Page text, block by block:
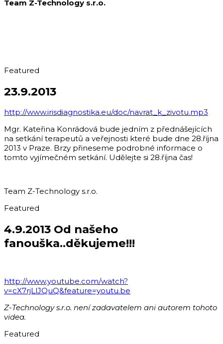
Team Z-Technology s.r.o.
Featured
23.9.2013
http://www.irisdiagnostika.eu/doc/navrat_k_zivotu.mp3
Mgr. Kateřina Konrádová bude jedním z přednášejících
na setkání terapeutů a veřejnosti které bude dne 28.října
2013 v Praze. Brzy přineseme podrobné informace o
tomto vyjímečném setkání. Udělejte si 28.října čas!
Team Z-Technology s.r.o.
Featured
4.9.2013 Od našeho
fanouška..děkujeme!!!
http://www.youtube.com/watch?
v=cX7rjLlJQuQ&feature=youtu.be
Z-Technology s.r.o. není zadavatelem ani autorem tohoto
videa.
Featured